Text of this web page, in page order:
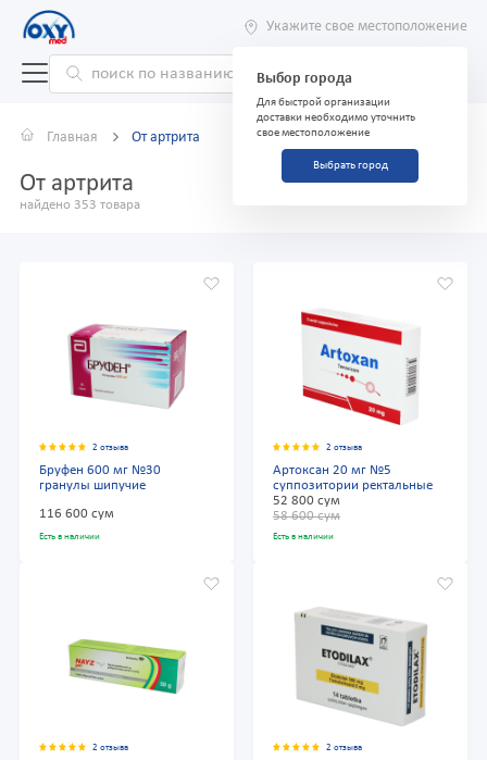
Укажите свое местоположение
Выбор города
Для быстрой организации
доставки необходимо уточнить
свое местоположение
Выбрать город
Главная От артрита
От артрита
найдено 353 товара
2 отзыва
Бруфен 600 мг №30
гранулы шипучие
116 600 сум
Есть в наличии
2 отзыва
Артоксан 20 мг №5
суппозитории ректальные
52 800 сум
58 600 сум
Есть в наличии
2 отзыва 2 отзыва